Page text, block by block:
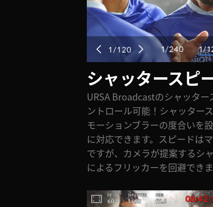
シャッタースピ
URSA Broadcastのシャッタ
ントロール可能！シャッター
モーションブラーの度合いを
に対応できます。スピードは
ですが、カメラが提案するシ
によるフリッカーを回避できま